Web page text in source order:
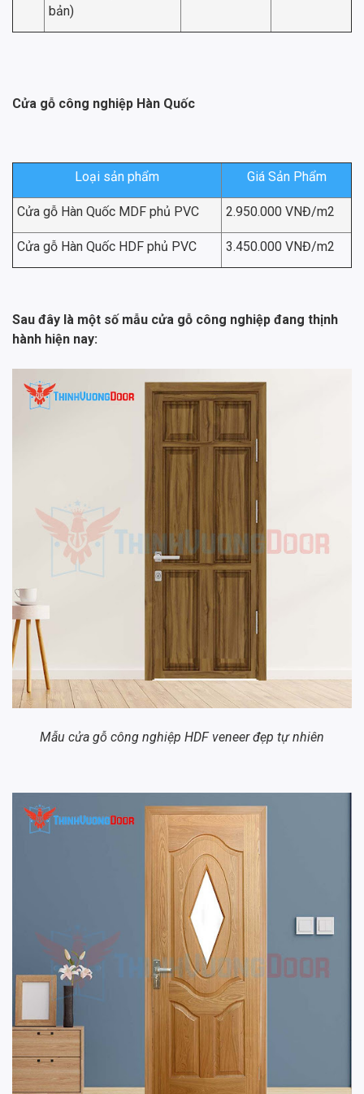
bản)
Cửa gỗ công nghiệp Hàn Quốc
Loại sản phẩm Giá Sản Phẩm
Cửa gỗ Hàn Quốc MDF phủ PVC 2.950.000 VNĐ/m2
Cửa gỗ Hàn Quốc HDF phủ PVC 3.450.000 VNĐ/m2
Sau đây là một số mẫu cửa gỗ công nghiệp đang thịnh
hành hiện nay:
Mẫu cửa gỗ công nghiệp HDF veneer đẹp tự nhiên